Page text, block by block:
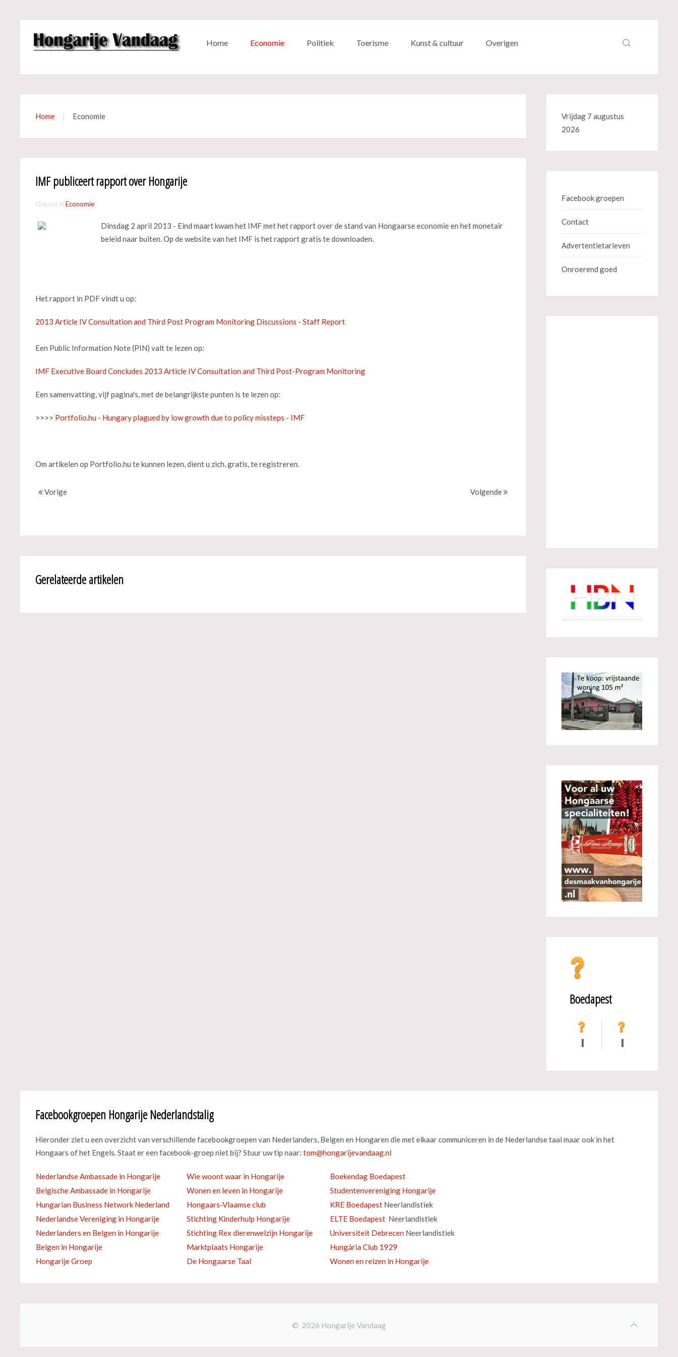
Home Economie Politiek Toerisme Kunst & cultuur Overigen
Home Economie
IMF publiceert rapport over Hongarije
Gepost in Economie
Dinsdag 2 april 2013 - Eind maart kwam het IMF met het rapport over de stand van Hongaarse economie en het monetair
beleid naar buiten. Op de website van het IMF is het rapport gratis te downloaden.
Het rapport in PDF vindt u op:
2013 Article IV Consultation and Third Post Program Monitoring Discussions - Staff Report
Een Public Information Note (PIN) valt te lezen op:
IMF Executive Board Concludes 2013 Article IV Consultation and Third Post-Program Monitoring
Een samenvatting, vijf pagina's, met de belangrijkste punten is te lezen op:
>>>> Portfolio.hu - Hungary plagued by low growth due to policy missteps - IMF
Om artikelen op Portfolio.hu te kunnen lezen, dient u zich, gratis, te registreren.
Vorige Volgende
Gerelateerde artikelen
Vrijdag 7 augustus
2026
Facebook groepen
Contact
Advertentietarieven
Onroerend goed
Boedapest
Facebookgroepen Hongarije Nederlandstalig
Hieronder ziet u een overzicht van verschillende facebookgroepen van Nederlanders, Belgen en Hongaren die met elkaar communiceren in de Nederlandse taal maar ook in het
Hongaars of het Engels. Staat er een facebook-groep niet bij? Stuur uw tip naar:
Nederlandse Ambassade in Hongarije Wie woont waar in Hongarije
Boekendag Boedapest
Belgische Ambassade in Hongarije
Wonen en leven in Hongarije
Studentenvereniging Hongarije
Hungarian Business Network Nederland
Hongaars-Vlaamse club KRE Boedapest Neerlandistiek
Nederlandse Vereniging in Hongarije
Stichting Kinderhulp Hongarije ELTE Boedapest Neerlandistiek
Nederlanders en Belgen in Hongarije
Stichting Rex dierenwelzijn Hongarije Universiteit Debrecen Neerlandistiek
Belgen in Hongarije
Marktplaats Hongarije
Hungária Club 1929
Hongarije Groep
De Hongaarse Taal Wonen en reizen in Hongarije
© 2026 Hongarije Vandaag